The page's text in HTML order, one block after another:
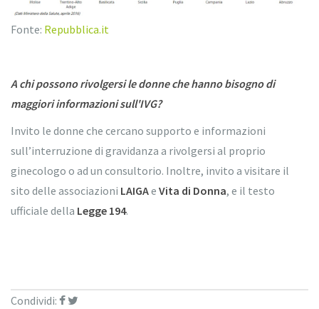
Fonte: Repubblica.it
A chi possono rivolgersi le donne che hanno bisogno di
maggiori informazioni sull'IVG?
Invito le donne che cercano supporto e informazioni
sull’interruzione di gravidanza a rivolgersi al proprio
ginecologo o ad un consultorio. Inoltre, invito a visitare il
sito delle associazioni LAIGAe Vita di Donna, e il testo
ufficiale della Legge 194.
Condividi: